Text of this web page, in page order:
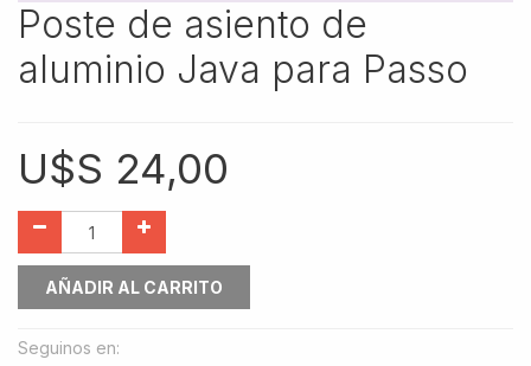
Poste de asiento de
aluminio Java para Passo
U$S 24,00
AÑADIR AL CARRITO
Seguinos en: